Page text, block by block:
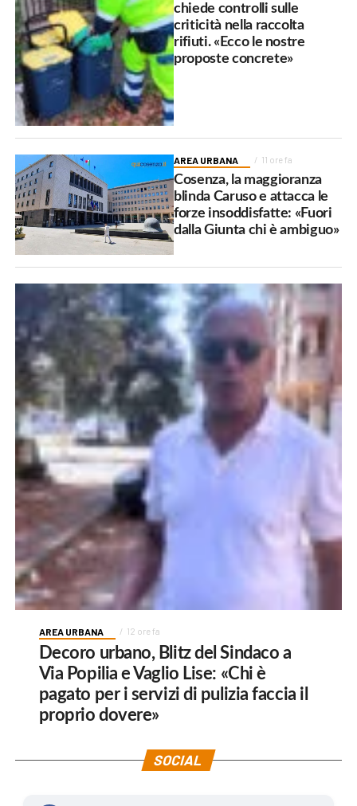
chiede controlli sulle
criticità nella raccolta
rifiuti. «Ecco le nostre
proposte concrete»
AREA URBANA 11 ore fa
Cosenza, la maggioranza
blinda Caruso e attacca le
forze insoddisfatte: «Fuori
dalla Giunta chi è ambiguo»
AREA URBANA 12 ore fa
Decoro urbano, Blitz del Sindaco a
Via Popilia e Vaglio Lise: «Chi è
pagato per i servizi di pulizia faccia il
proprio dovere»
SOCIAL